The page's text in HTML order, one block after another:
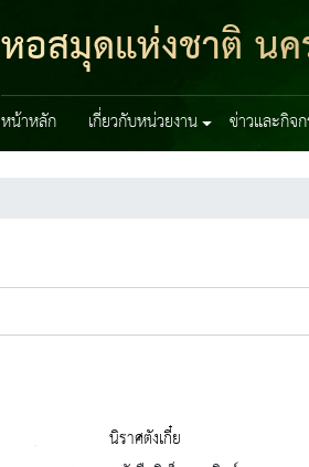
หอสมุดแห่งชาติ นค
หน้าหลัก เกี่ยวกับหน่วยงาน ข่าวและกิจ
นิราศตังเกี๋ย